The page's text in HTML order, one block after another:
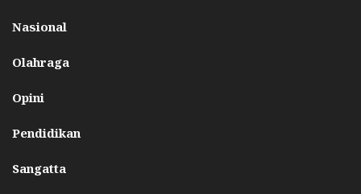
Nasional
Olahraga
Opini
Pendidikan
Sangatta